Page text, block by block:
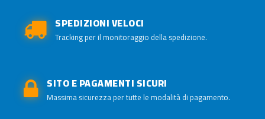
SPEDIZIONI VELOCI
Tracking per il monitoraggio della spedizione.
SITO E PAGAMENTI SICURI
Massima sicurezza per tutte le modalità di pagamento.